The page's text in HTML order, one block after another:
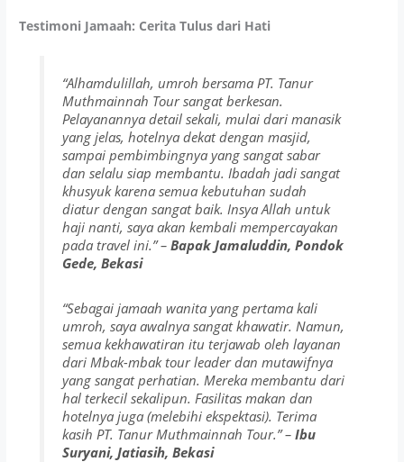
Testimoni Jamaah: Cerita Tulus dari Hati
“Alhamdulillah, umroh bersama PT. Tanur
Muthmainnah Tour sangat berkesan.
Pelayanannya detail sekali, mulai dari manasik
yang jelas, hotelnya dekat dengan masjid,
sampai pembimbingnya yang sangat sabar
dan selalu siap membantu. Ibadah jadi sangat
khusyuk karena semua kebutuhan sudah
diatur dengan sangat baik. Insya Allah untuk
haji nanti, saya akan kembali mempercayakan
pada travel ini.”– Bapak Jamaluddin, Pondok
Gede, Bekasi
“Sebagai jamaah wanita yang pertama kali
umroh, saya awalnya sangat khawatir. Namun,
semua kekhawatiran itu terjawab oleh layanan
dari Mbak-mbak tour leader dan mutawifnya
yang sangat perhatian. Mereka membantu dari
hal terkecil sekalipun. Fasilitas makan dan
hotelnya juga (melebihi ekspektasi). Terima
kasih PT. Tanur Muthmainnah Tour.”– Ibu
Suryani, Jatiasih, Bekasi